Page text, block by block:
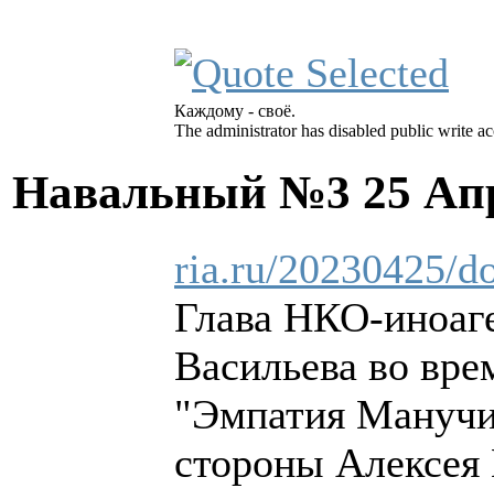
Каждому - своё.
The administrator has disabled public write
Навальный №3 25
ria.ru/20230425/
Глава НКО-
Васильева во
"Эмпатия
стороны Алексея